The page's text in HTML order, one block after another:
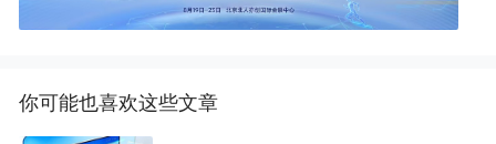
你可能也喜欢这些文章